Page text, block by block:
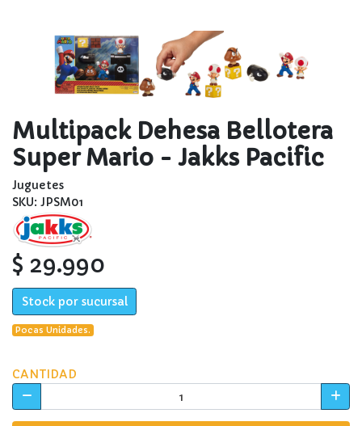
Multipack Dehesa Bellotera
Super Mario - Jakks Pacific
Juguetes
SKU: JPSM01
$ 29.990
Stock por sucursal
Pocas Unidades.
CANTIDAD